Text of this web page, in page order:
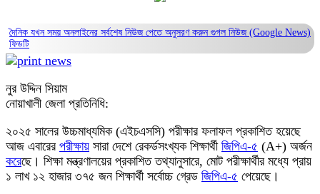
দৈনিক যখন সময় অনলাইনের সর্বশেষ নিউজ পেতে অনুসরণ করুন গুগল নিউজ (Google News)
ফিডটি
নুর উদ্দিন সিয়াম
নোয়াখালী জেলা প্রতিনিধি:
২০২৫ সালের উচ্চমাধ্যমিক (এইচএসসি) পরীক্ষার ফলাফল প্রকাশিত হয়েছে
আজ এবারের পরীক্ষায় সারা দেশে রেকর্ডসংখ্যক শিক্ষার্থী জিপিএ-৫ (A+) অর্জন
করেছে। শিক্ষা মন্ত্রণালয়ের প্রকাশিত তথ্যানুসারে, মোট পরীক্ষার্থীর মধ্যে প্রায়
১ লাখ ১২ হাজার ৩৭৫ জন শিক্ষার্থী সর্বোচ্চ গ্রেড জিপিএ-৫ পেয়েছে।